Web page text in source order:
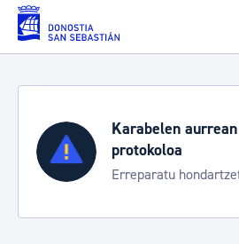
Eduki nagusira joan
Karabelen aurrean
protokoloa
Erreparatu hondartzetako